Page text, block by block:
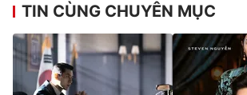
TIN CÙNG CHUYÊN MỤC